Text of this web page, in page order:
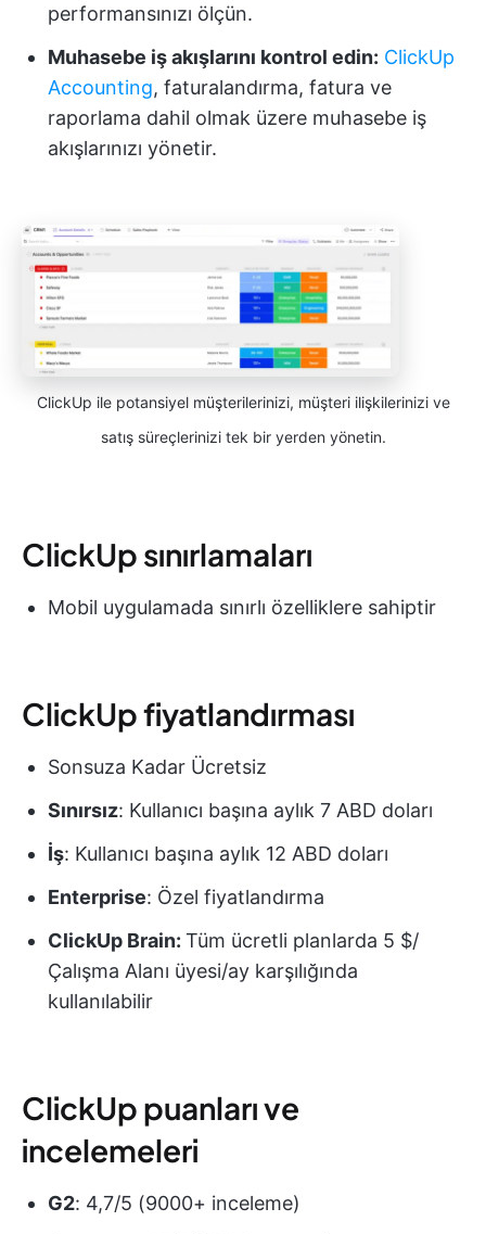
performansınızı ölçün.
Muhasebe iş akışlarını kontrol edin: ClickUp
Accounting, faturalandırma, fatura ve
raporlama dahil olmak üzere muhasebe iş
akışlarınızı yönetir.
ClickUp ile potansiyel müşterilerinizi, müşteri ilişkilerinizi ve
satış süreçlerinizi tek bir yerden yönetin.
ClickUp sınırlamaları
Mobil uygulamada sınırlı özelliklere sahiptir
ClickUp fiyatlandırması
Sonsuza Kadar Ücretsiz
Sınırsız: Kullanıcı başına aylık 7 ABD doları
İş: Kullanıcı başına aylık 12 ABD doları
Enterprise: Özel fiyatlandırma
ClickUp Brain: Tüm ücretli planlarda 5 $/
Çalışma Alanı üyesi/ay karşılığında
kullanılabilir
ClickUp puanları ve
incelemeleri
G2: 4,7/5 (9000+ inceleme)